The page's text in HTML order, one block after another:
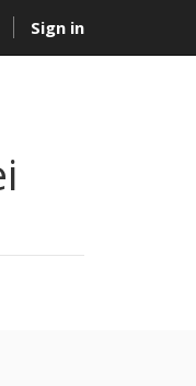
Sign in